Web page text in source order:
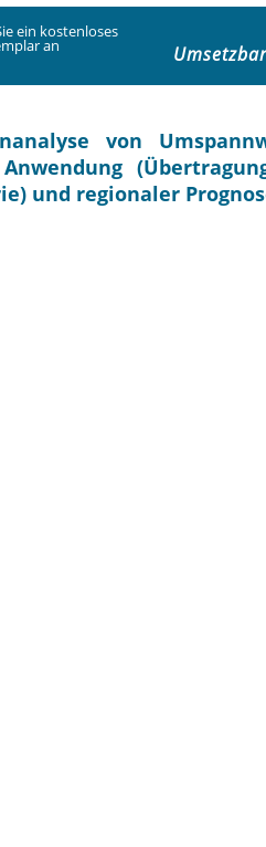
ein kostenloses
an
von
und regionaler